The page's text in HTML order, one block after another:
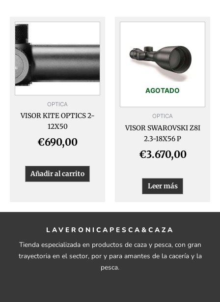
OPTICA
VISOR KITE OPTICS 2-
12X50
€690,00
Añadir al carrito
AGOTADO
OPTICA
VISOR SWAROVSKI Z8I
2.3-18X56 P
€3.670,00
Leer más
LAVERONICAPESCA&CAZA
Tienda especializada en productos de caza y pesca, con gran
trayectoria en el sector, por y para amantes de la cacería y la
pesca.